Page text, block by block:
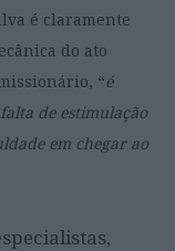
é claramente
do ato
“é
de estimulação
em chegar ao